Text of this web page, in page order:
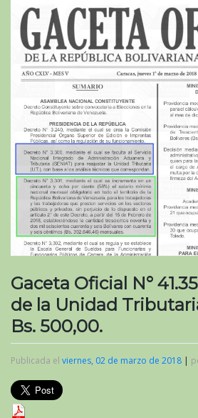
Gaceta Oficial N°
de la Unidad
Bs. 500,00.
Publicada el viernes, 02 de marzo de 2018 |